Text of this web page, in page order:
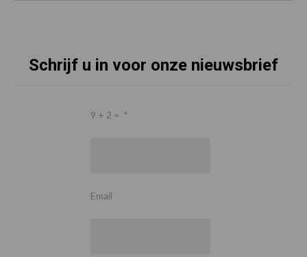
Schrijf u in voor onze nieuwsbrief
9 + 2 = *
Email